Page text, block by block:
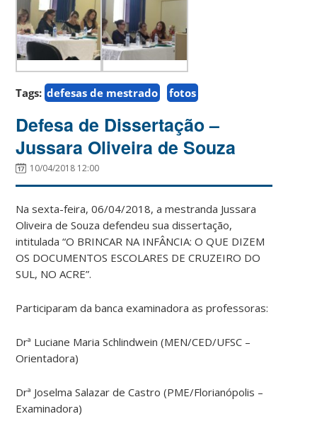
Tags: defesas de mestrado fotos
Defesa de Dissertação –
Jussara Oliveira de Souza
10/04/2018 12:00
Na sexta-feira, 06/04/2018, a mestranda Jussara
Oliveira de Souza defendeu sua dissertação,
intitulada “O BRINCAR NA INFÂNCIA: O QUE DIZEM
OS DOCUMENTOS ESCOLARES DE CRUZEIRO DO
SUL, NO ACRE”.
Participaram da banca examinadora as professoras:
Drª Luciane Maria Schlindwein (MEN/CED/UFSC –
Orientadora)
Drª Joselma Salazar de Castro (PME/Florianópolis –
Examinadora)